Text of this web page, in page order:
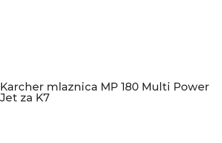
Karcher mlaznica MP 180 Multi Power
Jet za K7